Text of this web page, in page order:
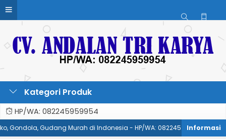
Kategori Produk
HP/WA: 082245959954
Gondola, Gudang Murah di Indonesia - HP/WA: 082245959954